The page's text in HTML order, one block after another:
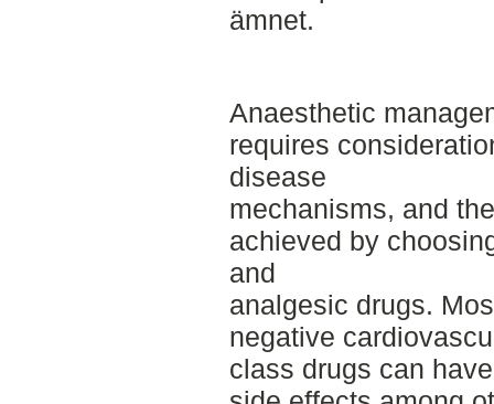
ämnet.
Anaesthetic
requires
disease
mechanisms, and
achieved by
and
analgesic drugs.
negative
class drugs can